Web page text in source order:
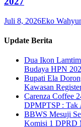
Juli 8, 2026Eko
Update Berita
Dua Ikon
Budaya HPN
Bupati Ela
Kawasan
Carenza Coffee
DPMPTSP :
BBWS Mesuji
Komisi 1 DPRD